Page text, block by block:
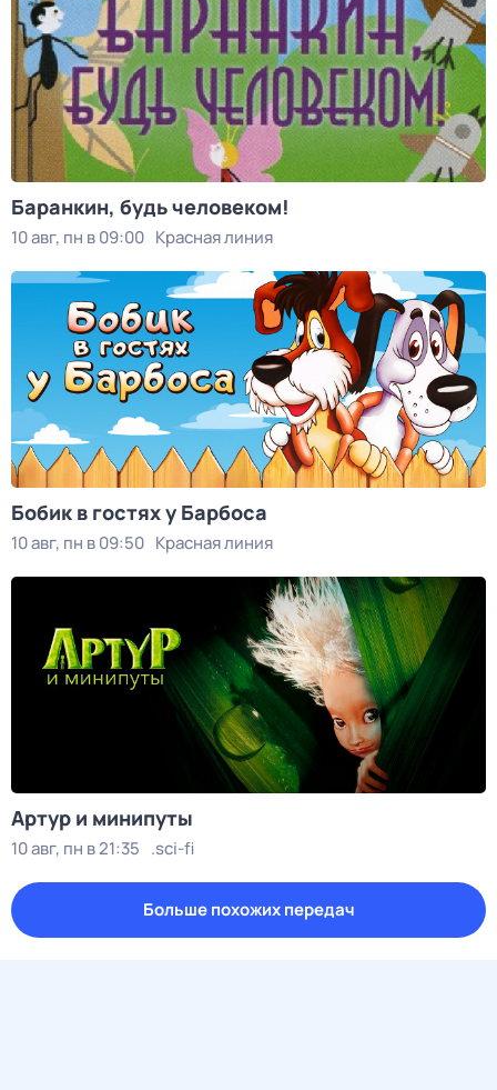
Баранкин, будь человеком!
10 авг, пн в 09:00 Красная линия
Бобик в гостях у Барбоса
10 авг, пн в 09:50 Красная линия
Артур и минипуты
10 авг, пн в 21:35 .sci-fi
Больше похожих передач